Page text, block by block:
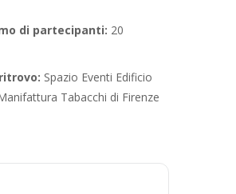
di partecipanti: 20
Spazio Eventi Edificio
Tabacchi di Firenze